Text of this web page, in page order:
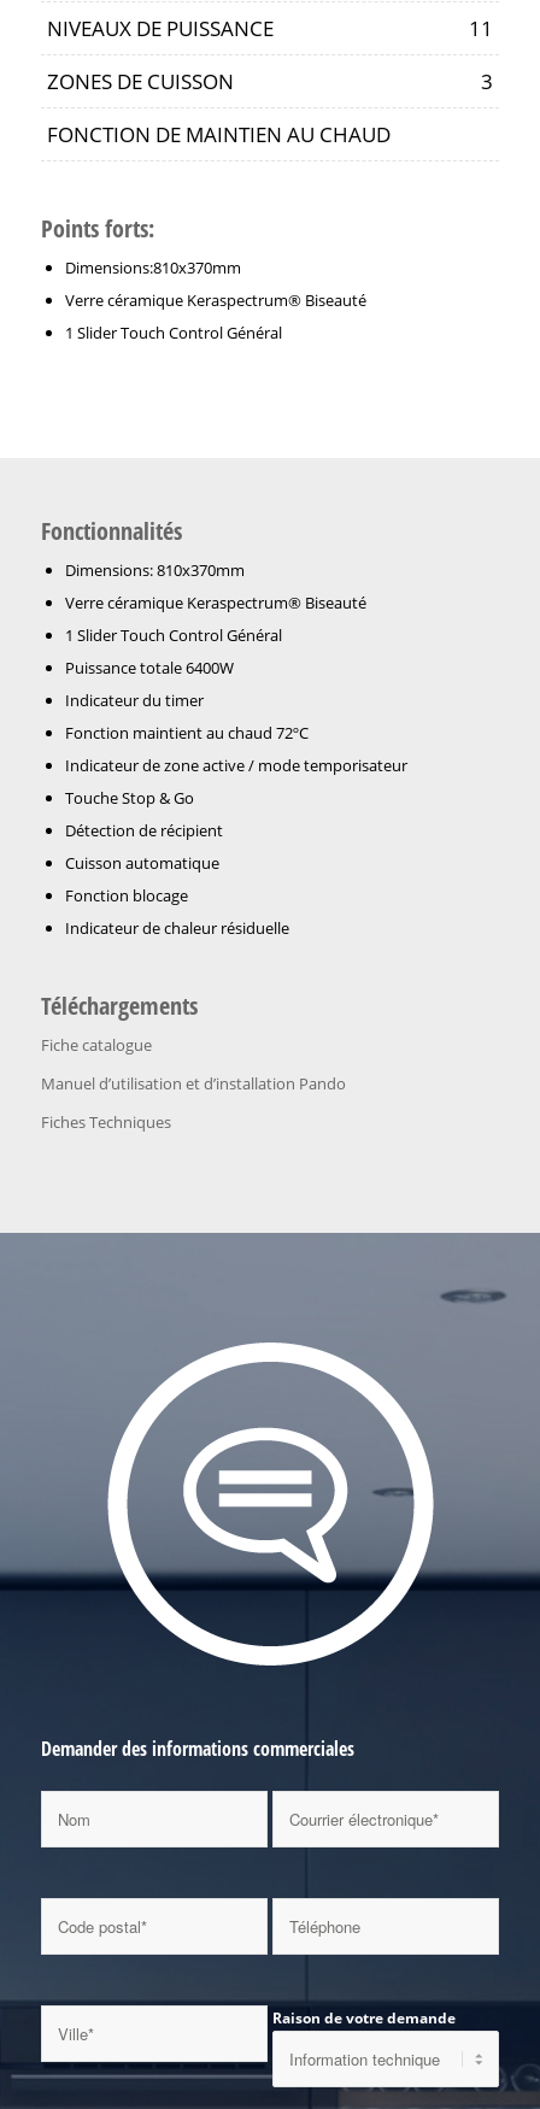
NIVEAUX DE PUISSANCE
11
ZONES DE CUISSON
3
FONCTION DE MAINTIEN AU CHAUD
Points forts:
Dimensions:810x370mm
Verre céramique Keraspectrum® Biseauté
1 Slider Touch Control Général
Fonctionnalités
Dimensions: 810x370mm
Verre céramique Keraspectrum® Biseauté
1 Slider Touch Control Général
Puissance totale 6400W
Indicateur du timer
Fonction maintient au chaud 72ºC
Indicateur de zone active / mode temporisateur
Touche Stop & Go
Détection de récipient
Cuisson automatique
Fonction blocage
Indicateur de chaleur résiduelle
Téléchargements
Fiche catalogue
Manuel d’utilisation et d’installation Pando
Fiches Techniques
Demander des informations commerciales
Raison de votre demande